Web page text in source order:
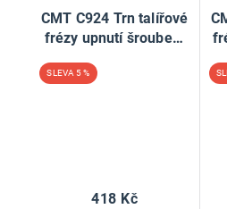
CMT C924 Trn talířové
frézy upnutí šroubem
5 %
418 Kč